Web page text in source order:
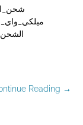
Reading →